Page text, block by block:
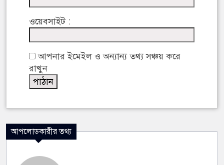
ওয়েবসাইট :
আপনার ইমেইল ও অন্যান্য তথ্য সঞ্চয় করে
রাখুন
আপলোডকারীর তথ্য